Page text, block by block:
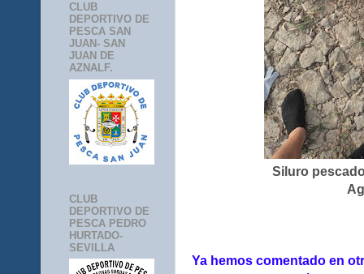
Siluro
Ya hemos comentado en
CLUB
DEPORTIVO DE
PESCA SAN
JUAN- SAN
JUAN DE
AZNALF.
CLUB
DEPORTIVO DE
PESCA PEDRO
HURTADO-
SEVILLA